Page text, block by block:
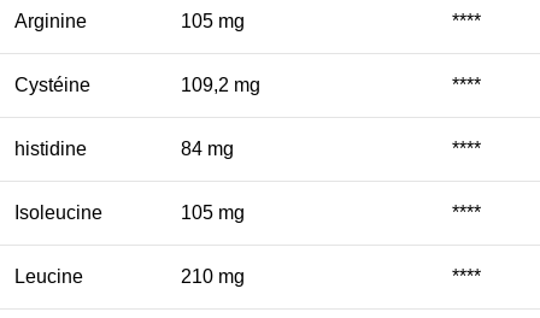
Arginine 105 mg ****
Cystéine 109,2 mg ****
histidine 84 mg ****
Isoleucine 105 mg ****
Leucine 210 mg ****